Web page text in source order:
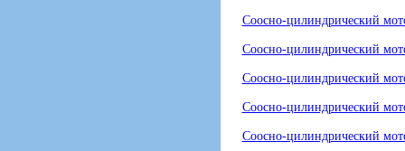
Соосно-цилиндрический
Соосно-цилиндрический
Соосно-цилиндрический
Соосно-цилиндрический
Соосно-цилиндрический